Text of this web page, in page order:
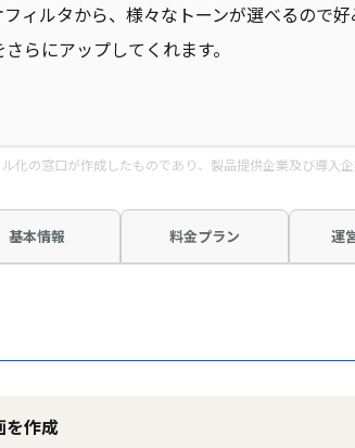
ィルタから、様々なトーンが選べるので
らにアップしてくれます。
化の窓口が作成したものであり、製品提供企業及び導入
基本情報 料金プラン 運
を作成